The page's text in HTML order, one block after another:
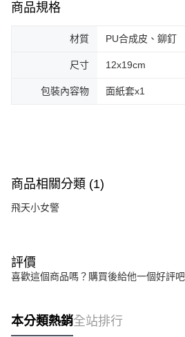
商品規格
材質 PU合成皮、鉚釘
尺寸 12x19cm
包裝內容物 面紙套x1
商品相關分類 (1)
飛天小女警
評價
喜歡這個商品嗎？購買後給他一個好評吧
本分類熱銷全站排行